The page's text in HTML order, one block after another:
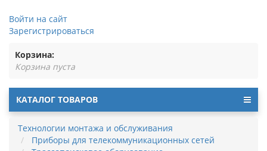
Войти на сайт
Зарегистрироваться
Корзина:
Корзина пуста
КАТАЛОГ ТОВАРОВ
Технологии монтажа и обслуживания
Приборы для телекоммуникационных сетей